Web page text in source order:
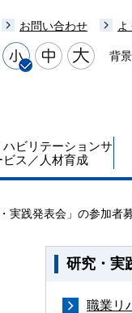
お問い合わせ よ
背
ハビリテーションサ
ビス／人材育成
実践発表会」の参加者
研究・実
職業リ